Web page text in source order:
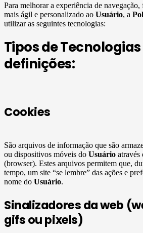
Para melhorar a experiência de
mais ágil e personalizado ao Usuário, a
utilizar as seguintes tecnologias:
Tipos de Tecnologias
definições:
Cookies
São arquivos de informação que são
ou dispositivos móveis do Usuário através
(browser). Estes arquivos permitem que,
tempo, um site “se lembre” das ações e
nome do Usuário.
Sinalizadores da web
gifs ou pixels)